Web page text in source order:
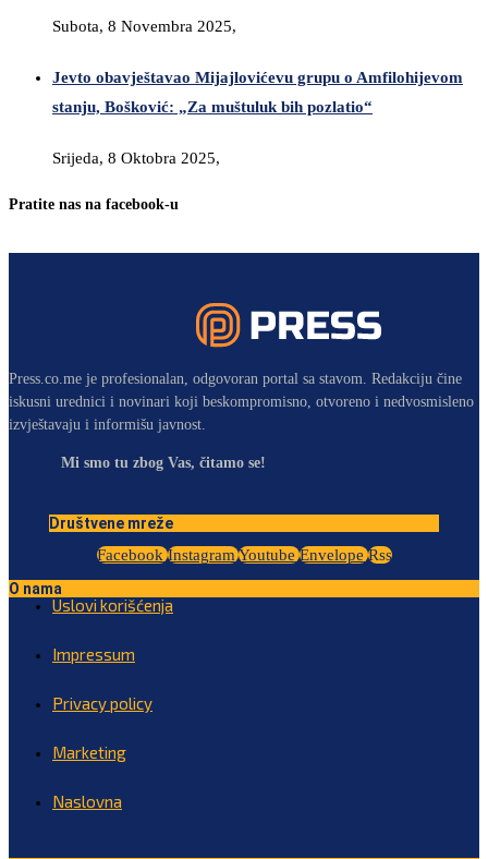
Subota, 8 Novembra 2025,
Jevto obavještavao Mijajlovićevu grupu o Amfilohijevom
stanju, Bošković: „Za muštuluk bih pozlatio“
Srijeda, 8 Oktobra 2025,
Pratite nas na facebook-u
Press.co.me je profesionalan, odgovoran portal sa stavom. Redakciju čine
iskusni urednici i novinari koji beskompromisno, otvoreno i nedvosmisleno
izvještavaju i informišu javnost.
Mi smo tu zbog Vas, čitamo se!
Društvene mreže
Facebook Instagram Youtube Envelope Rss
O nama
Uslovi korišćenja
Impressum
Privacy policy
Marketing
Naslovna